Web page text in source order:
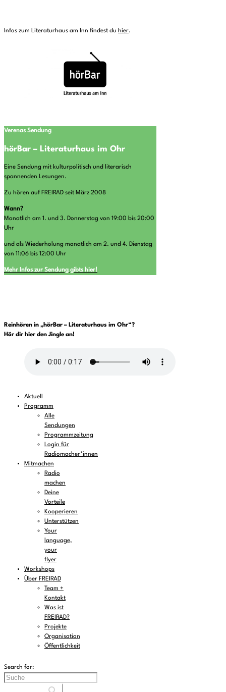
Infos zum Literaturhaus am Inn findest du hier.
Verenas Sendung
hörBar – Literaturhaus im Ohr
Eine Sendung mit kulturpolitisch und literarisch
spannenden Lesungen.
Zu hören auf FREIRAD seit März 2008
Wann?
Monatlich am 1. und 3. Donnerstag von 19:00 bis 20:00
Uhr
und als Wiederholung monatlich am 2. und 4. Dienstag
von 11:06 bis 12:00 Uhr
Mehr Infos zur Sendung gibts hier!
Reinhören in „hörBar – Literaturhaus im Ohr“?
Hör dir hier den Jingle an!
Aktuell
Programm
Alle
Sendungen
Programmzeitung
Login für
Radiomacher*innen
Mitmachen
Radio
machen
Deine
Vorteile
Kooperieren
Unterstützen
Your
language,
your
flyer
Workshops
Über FREIRAD
Team +
Kontakt
Was ist
FREIRAD?
Projekte
Organisation
Öffentlichkeit
Search for: